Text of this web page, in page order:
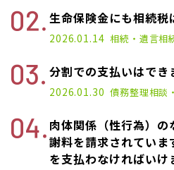
生命保険金にも相続税
2026.01.14 相続・遺言相
分割での支払いはでき
2026.01.30 債務整理相談
肉体関係（性行為）
謝料を請求されていま
を支払わなければいけ